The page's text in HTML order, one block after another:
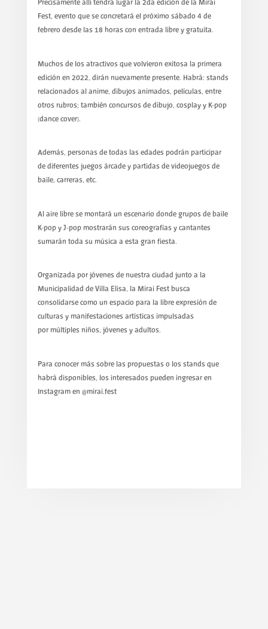
Precisamente allí tendrá lugar la 2da edición de la Mirai
Fest, evento que se concretará el próximo sábado 4 de
febrero desde las 18 horas con entrada libre y gratuita.
Muchos de los atractivos que volvieron exitosa la primera
edición en 2022, dirán nuevamente presente. Habrá: stands
relacionados al anime, dibujos animados, películas, entre
otros rubros; también concursos de dibujo, cosplay y K-pop
(dance cover).
Además, personas de todas las edades podrán participar
de diferentes juegos árcade y partidas de videojuegos de
baile, carreras, etc.
Al aire libre se montará un escenario donde grupos de baile
K-pop y J-pop mostrarán sus coreografías y cantantes
sumarán toda su música a esta gran fiesta.
Organizada por jóvenes de nuestra ciudad junto a la
Municipalidad de Villa Elisa, la Mirai Fest busca
consolidarse como un espacio para la libre expresión de
culturas y manifestaciones artísticas impulsadas
por múltiples niños, jóvenes y adultos.
Para conocer más sobre las propuestas o los stands que
habrá disponibles, los interesados pueden ingresar en
Instagram en @mirai.fest